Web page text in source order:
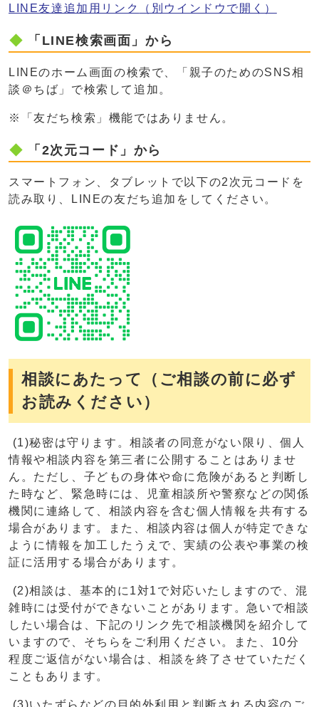
LINE友達追加用リンク （別ウインドウで開く）
「LINE検索画面」から
LINEのホーム画面の検索で、「親子のためのSNS相
談＠ちば」で検索して追加。
※「友だち検索」機能ではありません。
「2次元コード」から
スマートフォン、タブレットで以下の2次元コードを
読み取り、LINEの友だち追加をしてください。
相談にあたって（ご相談の前に必ず
お読みください）
(1)秘密は守ります。相談者の同意がない限り、個人
情報や相談内容を第三者に公開することはありませ
ん。ただし、子どもの身体や命に危険があると判断し
た時など、緊急時には、児童相談所や警察などの関係
機関に連絡して、相談内容を含む個人情報を共有する
場合があります。また、相談内容は個人が特定できな
ように情報を加工したうえで、実績の公表や事業の検
証に活用する場合があります。
(2)相談は、基本的に1対1で対応いたしますので、混
雑時には受付ができないことがあります。急いで相談
したい場合は、下記のリンク先で相談機関を紹介して
いますので、そちらをご利用ください。また、10分
程度ご返信がない場合は、相談を終了させていただく
こともあります。
(3)いたずらなどの目的外利用と判断される内容のご